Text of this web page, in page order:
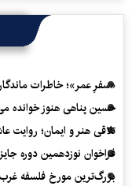
«سفرِ عمر»؛ خاطرات
حسین پناهی هنوز خوانده
تلاقی هنر و ایمان؛ روایت
فراخوان نوزدهمین دوره
بزرگ‌ترین مورخ فلسفه غرب